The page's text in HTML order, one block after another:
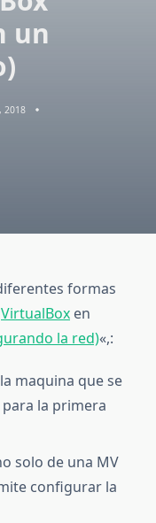
un
2018
formas
VirtualBox en
la red)«,:
maquina que se
la primera
solo de una MV
configurar la